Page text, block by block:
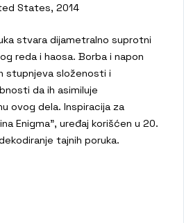
States, 2014
stvara dijametralno suprotni
reda i haosa. Borba i napon
stupnjeva složenosti i
da ih asimiluje
ovog dela. Inspiracija za
Enigma”, uređaj korišćen u 20.
tajnih poruka.